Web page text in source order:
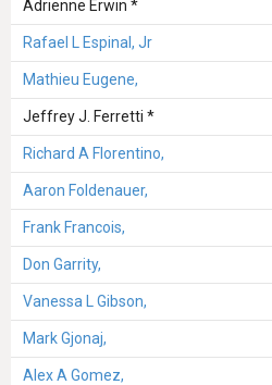
Adrienne Erwin *
Rafael L Espinal, Jr
Mathieu Eugene,
Jeffrey J. Ferretti *
Richard A Florentino,
Aaron Foldenauer,
Frank Francois,
Don Garrity,
Vanessa L Gibson,
Mark Gjonaj,
Alex A Gomez,